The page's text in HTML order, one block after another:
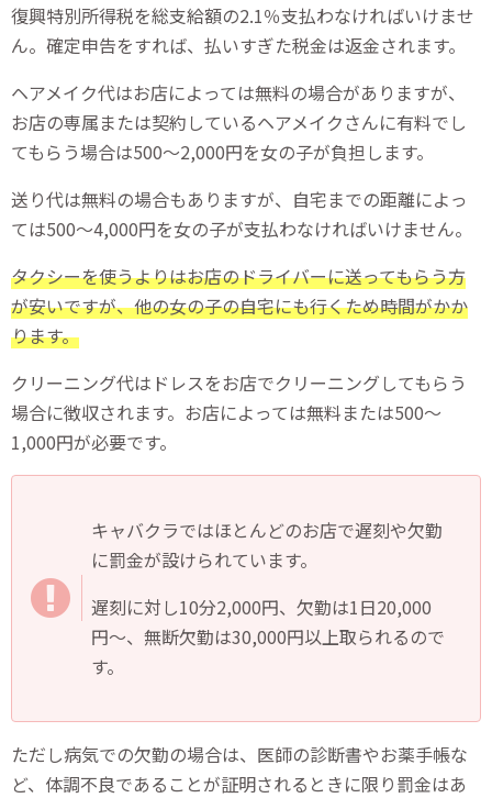
復興特別所得税を総支給額の2.1％支払わなければいけませ
ん。確定申告をすれば、払いすぎた税金は返金されます。
ヘアメイク代はお店によっては無料の場合がありますが、
お店の専属または契約しているヘアメイクさんに有料でし
てもらう場合は500〜2,000円を女の子が負担します。
送り代は無料の場合もありますが、自宅までの距離によっ
ては500〜4,000円を女の子が支払わなければいけません。
タクシーを使うよりはお店のドライバーに送ってもらう方
が安いですが、他の女の子の自宅にも行くため時間がかか
ります。
クリーニング代はドレスをお店でクリーニングしてもらう
場合に徴収されます。お店によっては無料または500〜
1,000円が必要です。
キャバクラではほとんどのお店で遅刻や欠勤
に罰金が設けられています。
遅刻に対し10分2,000円、欠勤は1日20,000
円〜、無断欠勤は30,000円以上取られるので
す。
ただし病気での欠勤の場合は、医師の診断書やお薬手帳な
ど、体調不良であることが証明されるときに限り罰金はあ